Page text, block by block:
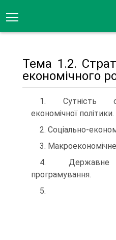
Тема 1.2.
економічного
1. Сутність
економічної політики.
2. Соціально-
3.
4. Державне
програмування.
5.